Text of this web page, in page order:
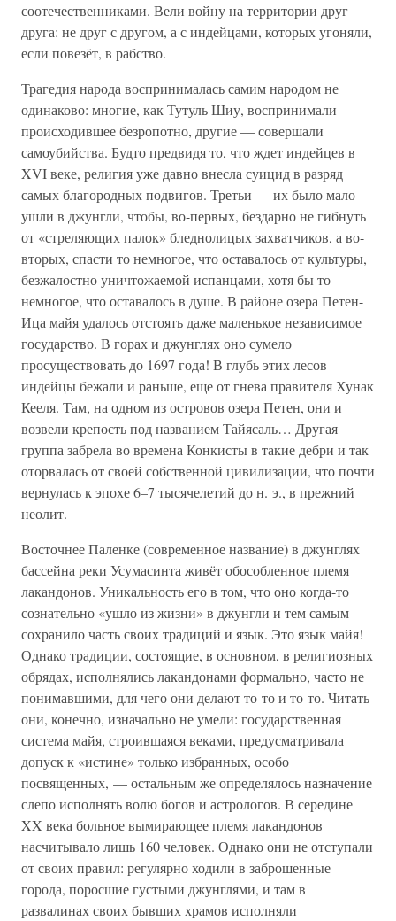
соотечественниками. Вели войну на территории друг
друга: не друг с другом, а с индейцами, которых угоняли,
если повезёт, в рабство.
Трагедия народа воспринималась самим народом не
одинаково: многие, как Тутуль Шиу, воспринимали
происходившее безропотно, другие — совершали
самоубийства. Будто предвидя то, что ждет индейцев в
XVI веке, религия уже давно внесла суицид в разряд
самых благородных подвигов. Третьи — их было мало —
ушли в джунгли, чтобы, во-первых, бездарно не гибнуть
от «стреляющих палок» бледнолицых захватчиков, а во-
вторых, спасти то немногое, что оставалось от культуры,
безжалостно уничтожаемой испанцами, хотя бы то
немногое, что оставалось в душе. В районе озера Петен-
Ица майя удалось отстоять даже маленькое независимое
государство. В горах и джунглях оно сумело
просуществовать до 1697 года! В глубь этих лесов
индейцы бежали и раньше, еще от гнева правителя Хунак
Кееля. Там, на одном из островов озера Петен, они и
возвели крепость под названием Тайясаль… Другая
группа забрела во времена Конкисты в такие дебри и так
оторвалась от своей собственной цивилизации, что почти
вернулась к эпохе 6–7 тысячелетий до н. э., в прежний
неолит.
Восточнее Паленке (современное название) в джунглях
бассейна реки Усумасинта живёт обособленное племя
лакандонов. Уникальность его в том, что оно когда-то
сознательно «ушло из жизни» в джунгли и тем самым
сохранило часть своих традиций и язык. Это язык майя!
Однако традиции, состоящие, в основном, в религиозных
обрядах, исполнялись лакандонами формально, часто не
понимавшими, для чего они делают то-то и то-то. Читать
они, конечно, изначально не умели: государственная
система майя, строившаяся веками, предусматривала
допуск к «истине» только избранных, особо
посвященных, — остальным же определялось назначение
слепо исполнять волю богов и астрологов. В середине
XX века больное вымирающее племя лакандонов
насчитывало лишь 160 человек. Однако они не отступали
от своих правил: регулярно ходили в заброшенные
города, поросшие густыми джунглями, и там в
развалинах своих бывших храмов исполняли